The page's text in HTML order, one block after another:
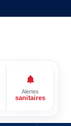
Alertes
sanitaires